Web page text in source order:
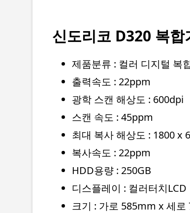
신도리코 D320 복합
제품분류 : 컬러 디지털 복
출력속도 : 22ppm
광학 스캔 해상도 : 600dpi
스캔 속도 : 45ppm
최대 복사 해상도 : 1800 x
복사속도 : 22ppm
HDD용량 : 250GB
디스플레이 : 컬러터치LCD
크기 : 가로 585mm x 세